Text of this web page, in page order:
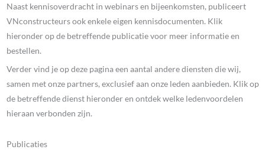
Naast kennisoverdracht in webinars en bijeenkomsten, publiceert
VNconstructeurs ook enkele eigen kennisdocumenten. Klik
hieronder op de betreffende publicatie voor meer informatie en
bestellen.
Verder vind je op deze pagina een aantal andere diensten die wij,
samen met onze partners, exclusief aan onze leden aanbieden. Klik op
de betreffende dienst hieronder en ontdek welke ledenvoordelen
hieraan verbonden zijn.
Publicaties